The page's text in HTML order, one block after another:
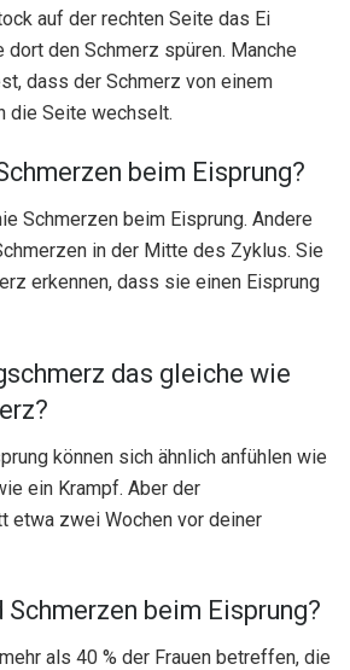
auf der rechten Seite das Ei
den Schmerz spüren. Manche
dass der Schmerz von einem
die Seite wechselt.
beim Eisprung?
Schmerzen beim Eisprung. Andere
in der Mitte des Zyklus. Sie
erkennen, dass sie einen Eisprung
das gleiche wie
können sich ähnlich anfühlen wie
ein Krampf. Aber der
etwa zwei Wochen vor deiner
beim Eisprung?
als 40 % der Frauen betreffen, die